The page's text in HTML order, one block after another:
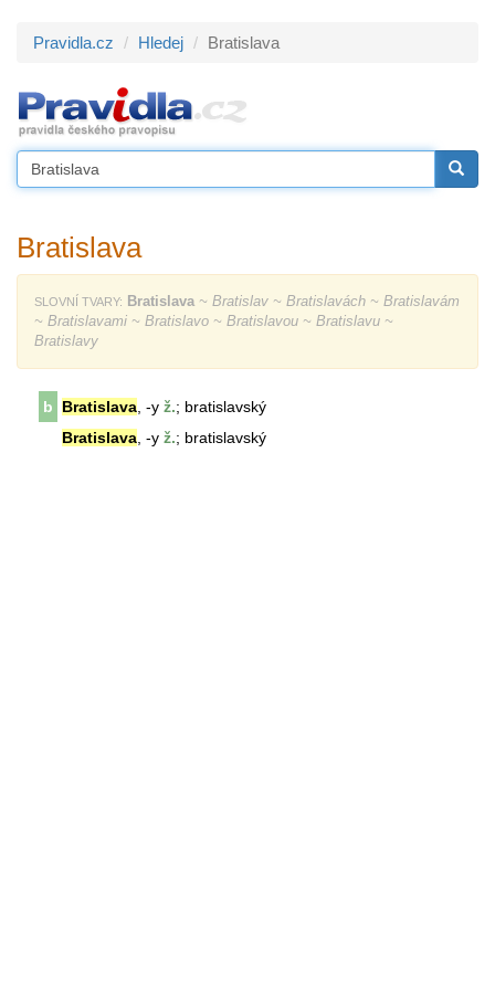
Pravidla.cz Hledej Bratislava
Bratislava
SLOVNÍ TVARY: Bratislava ~ Bratislav ~ Bratislavách ~ Bratislavám
~ Bratislavami ~ Bratislavo ~ Bratislavou ~ Bratislavu ~
Bratislavy
b Bratislava , -y ž.; bratislavský
Bratislava , -y ž.; bratislavský